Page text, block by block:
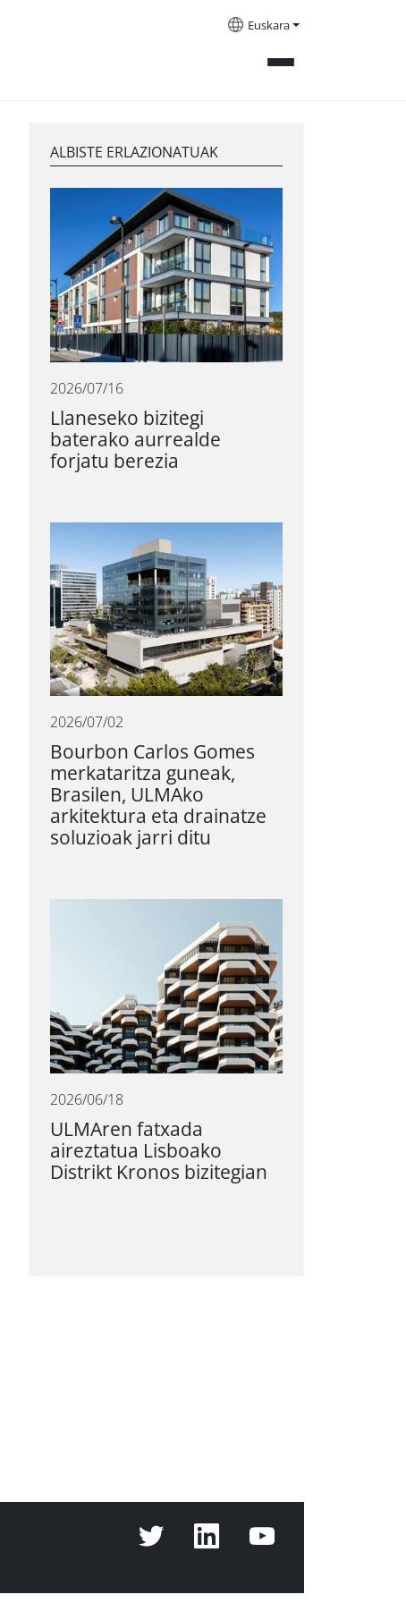
Euskara
ALBISTE ERLAZIONATUAK
2026/07/16
Llaneseko bizitegi
baterako aurrealde
forjatu berezia
2026/07/02
Bourbon Carlos Gomes
merkataritza guneak,
Brasilen, ULMAko
arkitektura eta drainatze
soluzioak jarri ditu
2026/06/18
ULMAren fatxada
aireztatua Lisboako
Distrikt Kronos bizitegian